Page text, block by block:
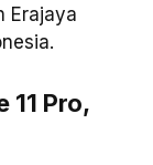
Erajaya
11 Pro,